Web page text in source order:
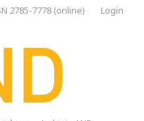
2785-7778 (online) Login